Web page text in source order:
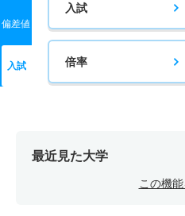
偏差値
入試
入試
倍率
最近見た大学
この機